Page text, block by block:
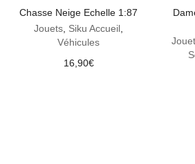
Chasse Neige Echelle 1:87
Jouets, Siku Accueil,
Véhicules
16,90€
Jouet